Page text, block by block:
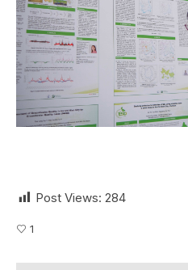
Post Views: 284
1